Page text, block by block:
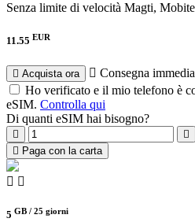
Senza limite di velocità Magti,
11.55 EUR
Acquista ora
Consegna
Ho verificato e il mio telefono è
eSIM. Controlla qui
Di quanti eSIM hai bisogno?
Paga con la carta
5 GB / 25 giorni